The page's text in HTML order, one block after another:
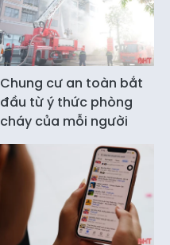
Chung cư an toàn bắt
đầu từ ý thức phòng
cháy của mỗi người